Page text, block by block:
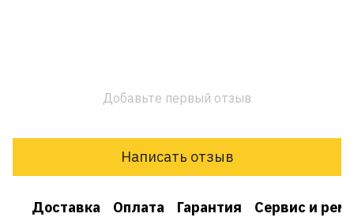
Добавьте первый отзыв
Написать отзыв
Доставка Оплата Гарантия Сервис и